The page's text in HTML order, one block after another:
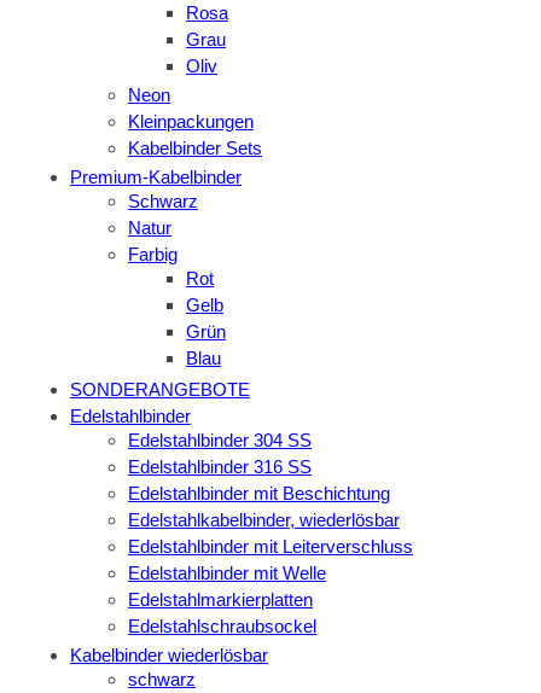
Rosa
Grau
Oliv
Neon
Kleinpackungen
Kabelbinder Sets
Premium-Kabelbinder
Schwarz
Natur
Farbig
Rot
Gelb
Grün
Blau
SONDERANGEBOTE
Edelstahlbinder
Edelstahlbinder 304 SS
Edelstahlbinder 316 SS
Edelstahlbinder mit Beschichtung
Edelstahlkabelbinder, wiederlösbar
Edelstahlbinder mit Leiterverschluss
Edelstahlbinder mit Welle
Edelstahlmarkierplatten
Edelstahlschraubsockel
Kabelbinder wiederlösbar
schwarz